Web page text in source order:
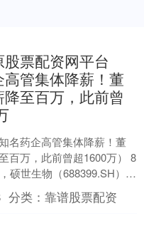
票配资网平台
高管集体降薪！董
至百万，此前曾
名药企高管集体降薪！董
百万，此前曾超1600万） 8
硕世生物（688399.SH）发
司部分董事、监事及全体
分类：靠谱股票配资